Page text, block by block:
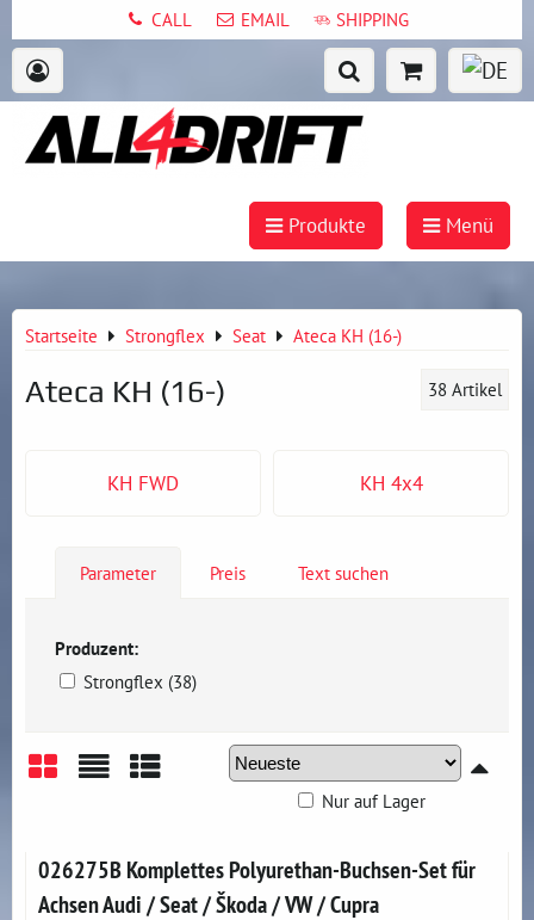
CALL EMAIL SHIPPING
Produkte Menü
Startseite Strongflex Seat Ateca KH (16-)
Ateca KH (16-) 38 Artikel
KH FWD KH 4x4
Parameter Preis Text suchen
Produzent:
Strongflex (38)
Nur auf Lager
026275B Komplettes Polyurethan-Buchsen-Set für
Achsen Audi / Seat / Škoda / VW / Cupra